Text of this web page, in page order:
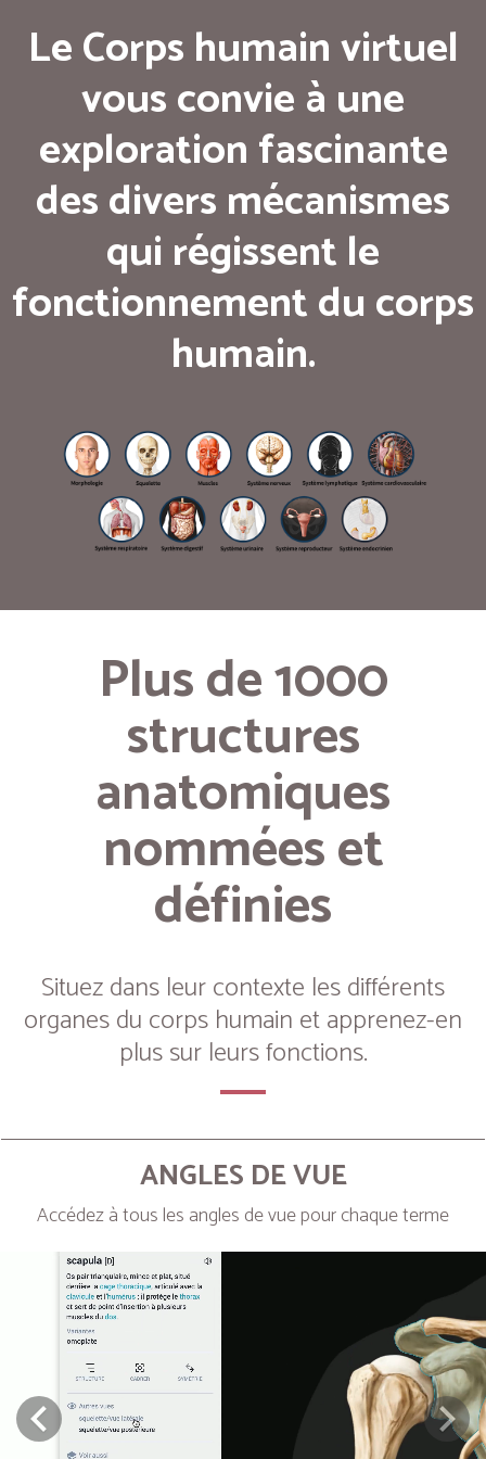
Le Corps humain virtuel
vous convie à une
exploration fascinante
des divers mécanismes
qui régissent le
fonctionnement du corps
humain.
Plus de 1000
structures
anatomiques
nommées et
définies
Situez dans leur contexte les différents
organes du corps humain et apprenez-en
plus sur leurs fonctions.
ANGLES DE VUE
Accédez à tous les angles de vue pour chaque terme